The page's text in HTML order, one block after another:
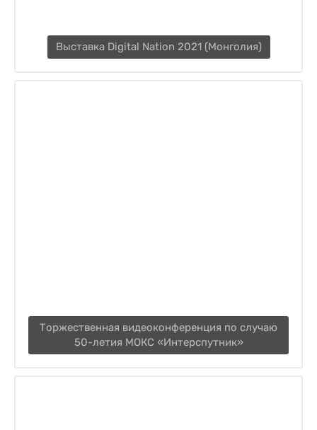
Выставка Digital Nation 2021 (Монголия)
Торжественная видеоконференция по случаю
50-летия МОКС «Интерспутник»